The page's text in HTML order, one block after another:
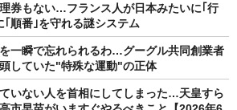
券もない…フランス人が日本みたいに｢行
｢順番｣を守れる謎システム
一瞬で忘れられるわ…グーグル共同創業者
していた"特殊な運動"の正体
いない人を首相にしてしまった…天皇すら